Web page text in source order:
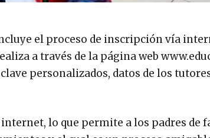
el proceso de inscripción vía
a través de la página web
personalizados, datos de los
lo que permite a los padres de